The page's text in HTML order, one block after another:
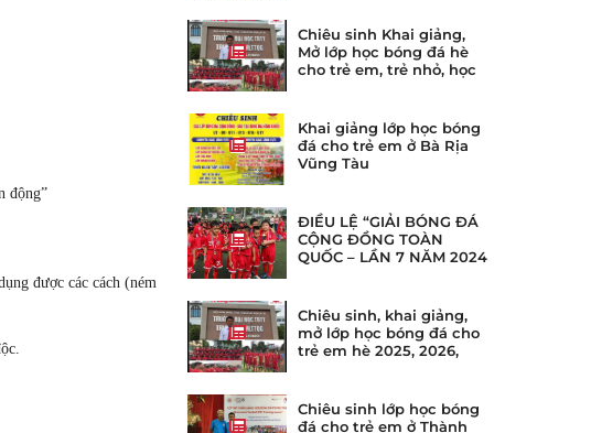
động”
được các cách (ném
Chiêu sinh Khai giảng,
Mở lớp học bóng đá hè
cho trẻ em, trẻ nhỏ, học
Khai giảng lớp học bóng
đá cho trẻ em ở Bà Rịa
Vũng Tàu
ĐIỀU LỆ “GIẢI BÓNG ĐÁ
CỘNG ĐỒNG TOÀN
QUỐC – LẦN 7 NĂM 2024
Chiêu sinh, khai giảng,
mở lớp học bóng đá cho
trẻ em hè 2025, 2026,
Chiêu sinh lớp học bóng
đá cho trẻ em ở Thành